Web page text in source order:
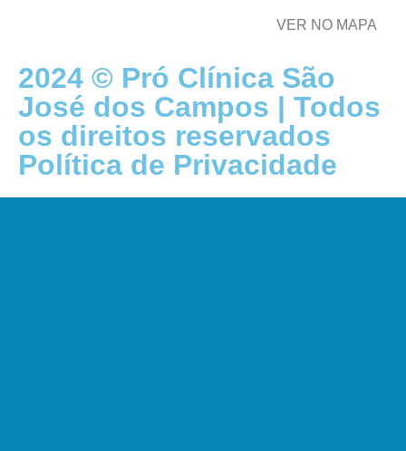
VER NO MAPA
2024 © Pró Clínica São
José dos Campos | Todos
os direitos reservados
Política de Privacidade